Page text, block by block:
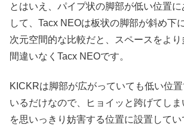
とはいえ、パイプ状の脚部が低い位置
して、Tacx NEOは板状の脚部が斜め下
次元空間的な比較だと、スペースをよ
間違いなくTacx NEOです。
KICKRは脚部が広がっていても低い位
いるだけなので、ヒョイッと跨げてし
を思いっきり妨害する位置に設置して